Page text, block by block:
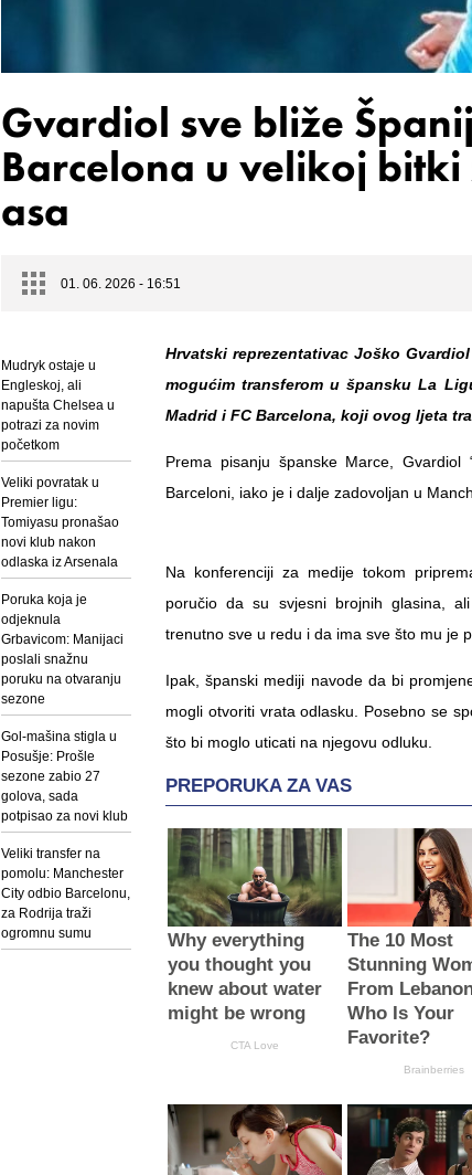
Gvardiol sve bliže
Barcelona u velikoj
asa
01. 06. 2026 - 16:51
Mudryk ostaje u
Engleskoj, ali
napušta Chelsea u
potrazi za novim
početkom
Veliki povratak u
Premier ligu:
Tomiyasu pronašao
novi klub nakon
odlaska iz Arsenala
Poruka koja je
odjeknula
Grbavicom: Manijaci
poslali snažnu
poruku na otvaranju
sezone
Gol-mašina stigla u
Posušje: Prošle
sezone zabio 27
golova, sada
potpisao za novi klub
Veliki transfer na
pomolu: Manchester
City odbio Barcelonu,
za Rodrija traži
ogromnu sumu
Hrvatski reprezentativac Joško
mogućim transferom u špansku La
Madrid i FC Barcelona, koji ovog ljeta
Prema pisanju španske Marce,
Barceloni, iako je i dalje zadovoljan u
Na konferenciji za medije tokom
poručio da su svjesni brojnih glasina,
trenutno sve u redu i da ima sve što mu je
Ipak, španski mediji navode da bi
mogli otvoriti vrata odlasku. Posebno se
što bi moglo uticati na njegovu odluku.